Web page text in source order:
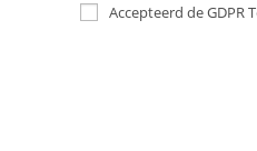
Accepteerd de GDPR